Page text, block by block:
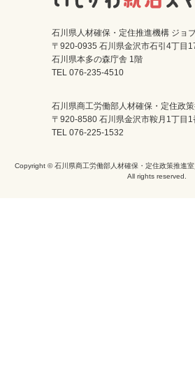
石川県人材確保・定住推進機構 ジョ
〒920-0935 石川県金沢市石引4丁目
石川県本多の森庁舎 1階
TEL 076-235-4510
石川県商工労働部人材確保・定住政
〒920-8580 石川県金沢市鞍月1丁目1
TEL 076-225-1532
Copyright © 石川県商工労働部人材確保・定住政策推進
All rights reserved.